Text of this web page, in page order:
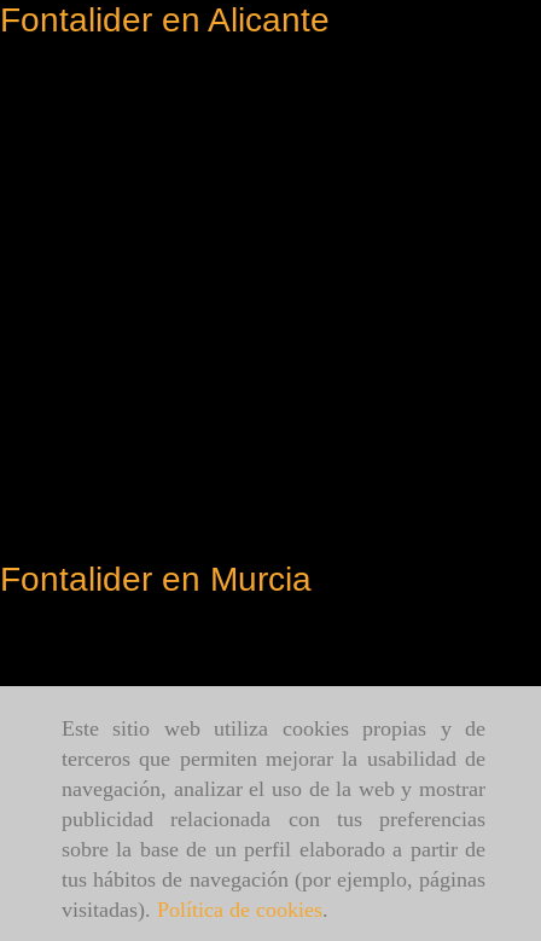
Este sitio web utiliza cookies propias y de
terceros que permiten mejorar la usabilidad de
navegación, analizar el uso de la web y mostrar
publicidad relacionada con tus preferencias
sobre la base de un perfil elaborado a partir de
tus hábitos de navegación (por ejemplo, páginas
visitadas). Política de cookies.
Fontalider en Alicante
Fontalider en Murcia